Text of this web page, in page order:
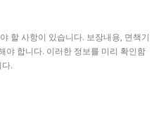
할 사항이 있습니다. 보장내용, 면책기
야 합니다. 이러한 정보를 미리 확인함
.